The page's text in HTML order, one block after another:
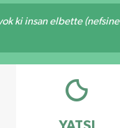
ki insan elbette (nefsine